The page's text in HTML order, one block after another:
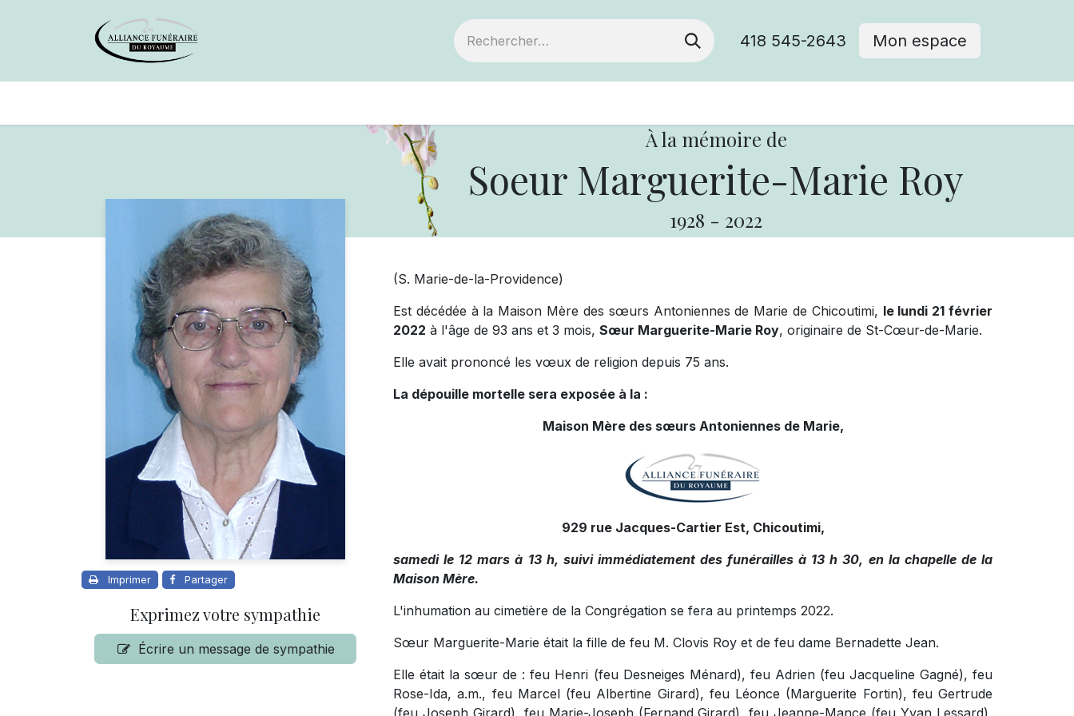
418 545-2643 Mon espace
À la mémoire de
Soeur Marguerite-Marie Roy
1928 - 2022
Imprimer Partager
Exprimez votre sympathie
Écrire un message de sympathie
(S. Marie-de-la-Providence)
Est décédée à la Maison Mère des sœurs Antoniennes de Marie de Chicoutimi, le lundi 21 février
2022 à l'âge de 93 ans et 3 mois, Sœur Marguerite-Marie Roy, originaire de St-Cœur-de-Marie.
Elle avait prononcé les vœux de religion depuis 75 ans.
La dépouille mortelle sera exposée à la :
Maison Mère des sœurs Antoniennes de Marie,
929 rue Jacques-Cartier Est, Chicoutimi,
samedi le 12 mars à 13 h, suivi immédiatement des funérailles à 13 h 30, en la chapelle de la
Maison Mère.
L'inhumation au cimetière de la Congrégation se fera au printemps 2022.
Sœur Marguerite-Marie était la fille de feu M. Clovis Roy et de feu dame Bernadette Jean.
Elle était la sœur de : feu Henri (feu Desneiges Ménard), feu Adrien (feu Jacqueline Gagné), feu
Rose-Ida, a.m., feu Marcel (feu Albertine Girard), feu Léonce (Marguerite Fortin), feu Gertrude
(feu Joseph Girard), feu Marie-Joseph (Fernand Girard), feu Jeanne-Mance (feu Yvan Lessard),